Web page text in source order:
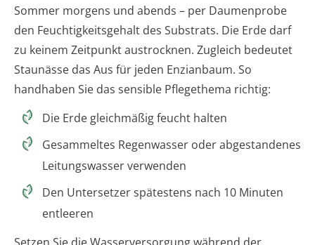
Sommer morgens und abends – per Daumenprobe
den Feuchtigkeitsgehalt des Substrats. Die Erde darf
zu keinem Zeitpunkt austrocknen. Zugleich bedeutet
Staunässe das Aus für jeden Enzianbaum. So
handhaben Sie das sensible Pflegethema richtig:
Die Erde gleichmäßig feucht halten
Gesammeltes Regenwasser oder abgestandenes
Leitungswasser verwenden
Den Untersetzer spätestens nach 10 Minuten
entleeren